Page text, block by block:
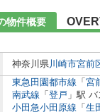
物件概要
神奈川県川崎市宮前
東急田園都市線 「 宮
南武線 「 登戸 」駅
小田急小田原線 「 生